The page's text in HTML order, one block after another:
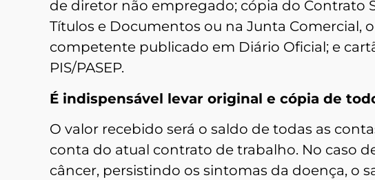
de diretor não empregado; cópia do Contrato
Títulos e Documentos ou na Junta Comercial,
competente publicado em Diário Oficial; e
PIS/PASEP.
É indispensável levar original e cópia de
O valor recebido será o saldo de todas as
conta do atual contrato de trabalho. No caso
câncer, persistindo os sintomas da doença, o